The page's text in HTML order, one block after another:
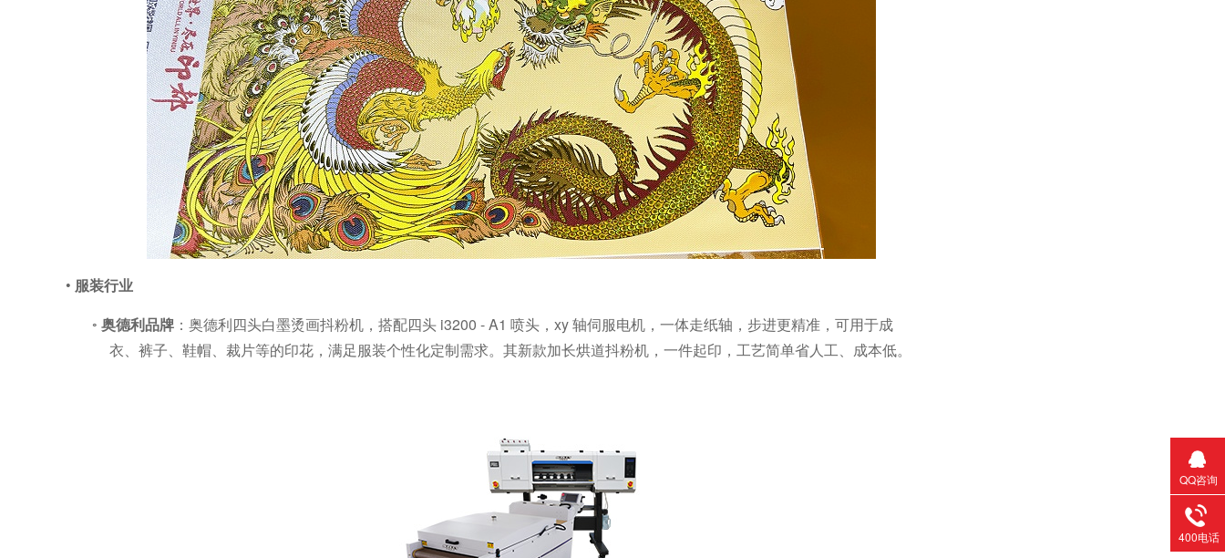
• 服装行业
◦ 奥德利品牌：奥德利四头白墨烫画抖粉机，搭配四头i3200 - A1 喷头， xy轴伺服电机，一体走纸轴，步进更精准，可用于成
衣、裤子、鞋帽、裁片等的印花，满足服装个性化定制需求。其新款加长烘道抖粉机，一件起印，工艺简单省人工、成本低。
QQ咨询
400电话